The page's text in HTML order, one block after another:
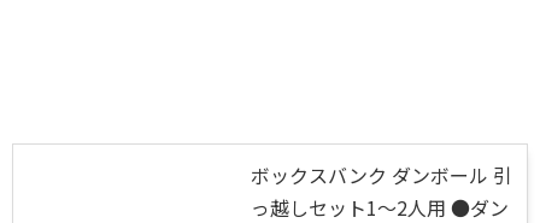
ボックスバンク ダンボール 引
っ越しセット1～2人用 ●ダン